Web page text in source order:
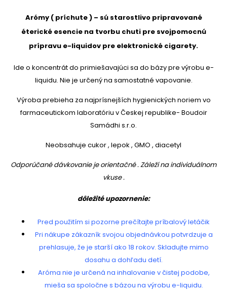
Arómy ( príchute ) – sú starostlivo pripravované
éterické esencie na tvorbu chuti pre svojpomocnú
prípravu e-liquidov pre elektronické cigarety.
Ide o koncentrát do primiešavajúci sa do bázy pre výrobu e-
liquidu. Nie je určený na samostatné vapovanie.
Výroba prebieha za najprísnejších hygienických noriem vo
farmaceutickom laboratóriu v Českej republike- Boudoir
Samádhi s.r.o.
Neobsahuje cukor , lepok , GMO , diacetyl
Odporúčané dávkovanie je orientačné . Záleží na individuálnom
vkuse .
dôležité upozornenie:
Pred použitím si pozorne prečítajte príbalový letáčik
Pri nákupe zákazník svojou objednávkou potvrdzuje a
prehlasuje, že je starší ako 18 rokov. Skladujte mimo
dosahu a dohľadu detí.
Aróma nie je určená na inhalovanie v čistej podobe,
mieša sa spoločne s bázou na výrobu e-liquidu.